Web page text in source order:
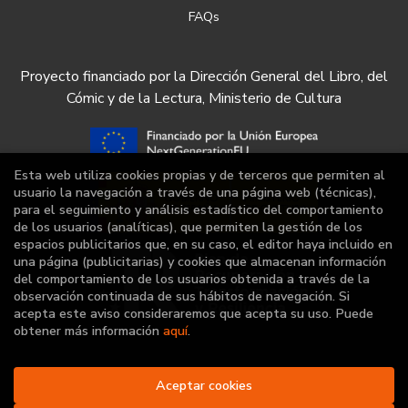
FAQs
Proyecto financiado por la Dirección General del Libro, del
Cómic y de la Lectura, Ministerio de Cultura
Librería Deportiva. Todos los Derechos
Esta web utiliza cookies propias y de terceros que permiten al
usuario la navegación a través de una página web (técnicas),
para el seguimiento y análisis estadístico del comportamiento
de los usuarios (analíticas), que permiten la gestión de los
espacios publicitarios que, en su caso, el editor haya incluido en
una página (publicitarias) y cookies que almacenan información
del comportamiento de los usuarios obtenida a través de la
observación continuada de sus hábitos de navegación. Si
acepta este aviso consideraremos que acepta su uso. Puede
obtener más información aquí.
Aceptar cookies